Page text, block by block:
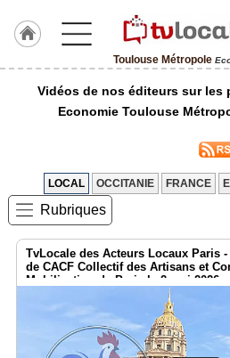
Toulouse Métropole
J'adhère
TvLocale
France
Accueil
Vidéos de nos éditeurs sur les
Economie Toulouse
LOCAL OCCITANIE FRANCE
Rubriques
TvLocale des Acteurs Locaux Paris
de CACF Collectif des Artisans et
Mobilisation de Paris le 2 mai 2026